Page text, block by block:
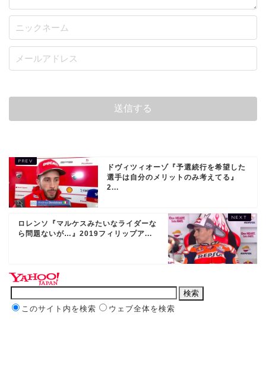
ドヴィツィオーゾ『予選続行を希望した
選手は自分のメリットのみ考えてる』
2...
ロレンソ『マルケスみたいなライダーな
ら問題ないが…』2019フィリップア...
このサイト内を検索 ウェブ全体を検索